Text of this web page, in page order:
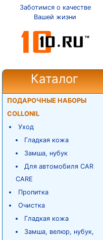
Заботимся о качестве
Вашей жизни
Каталог
ПОДАРОЧНЫЕ НАБОРЫ
COLLONIL
Уход
Гладкая кожа
Замша, нубук
Для автомобиля CAR
CARE
Пропитка
Очистка
Гладкая кожа
Замша, велюр, нубук,